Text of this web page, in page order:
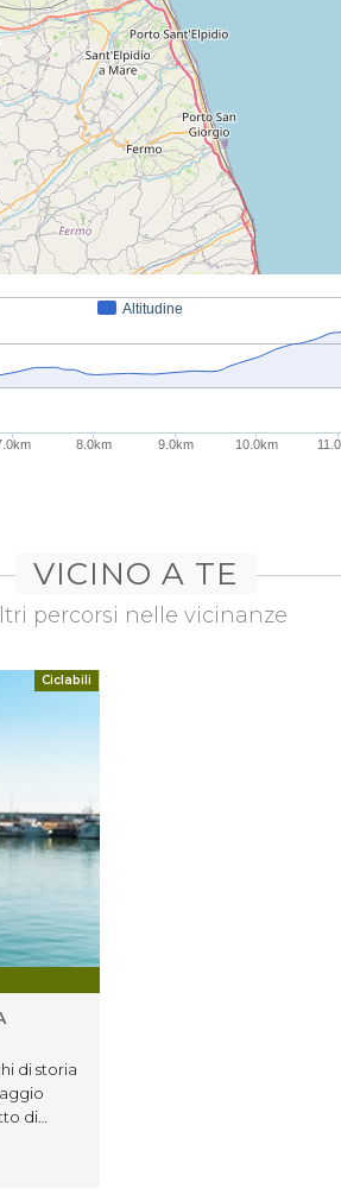
Altitudine
8.0km 9.0km 10.0km
VICINO A TE
percorsi nelle vicinanze
Ciclabili
di storia
di
fino
dal